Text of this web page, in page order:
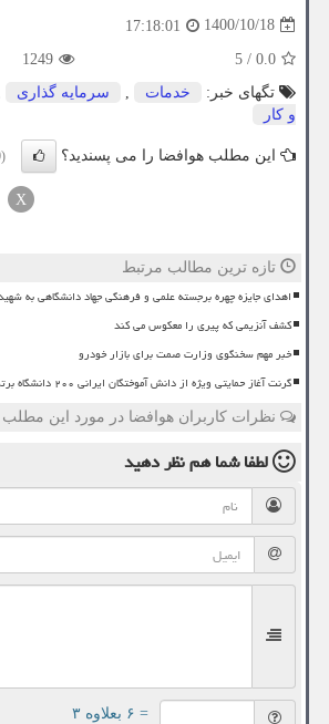
1400/10/18
17:18:01
0.0
/
5
1249
تگهای خبر:
خدمات , سرمایه گذاری
و كار
این مطلب هوافضا را می پسندید؟ (0)
X
تازه ترین مطالب مرتبط
اهدای جایزه چهره برجسته علمی و فرهنگی جهاد دانشگاهی به شهید
کشف آنزیمی که پیری را معکوس می کند
خبر مهم سخنگوی وزارت صمت برای بازار خودرو
گرنت آغاز حمایتی ویژه از دانش آموختگان ایرانی ۲۰۰ دانشگاه برتر جهان
نظرات کاربران هوافضا در مورد این مطلب
لطفا شما همنظر دهید
= ۶ بعلاوه ۳